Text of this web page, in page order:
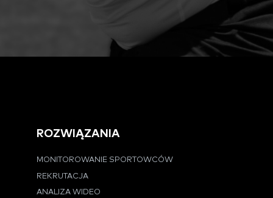
ROZWIĄZANIA
MONITOROWANIE SPORTOWCÓW
REKRUTACJA
ANALIZA WIDEO